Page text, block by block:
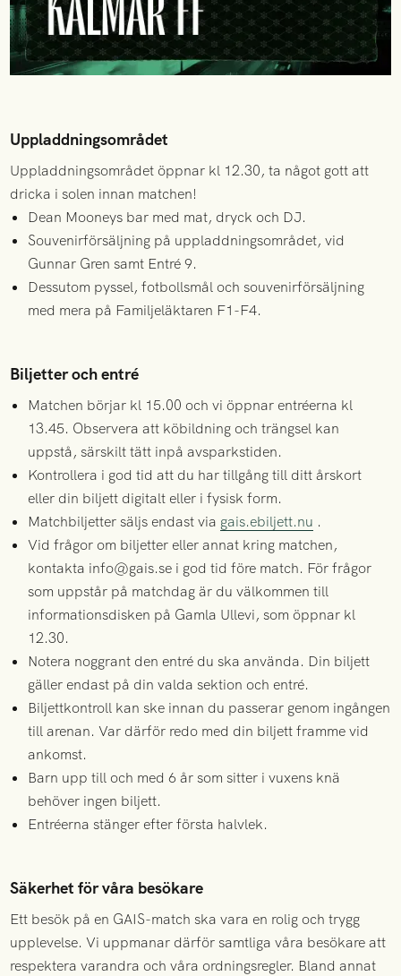
Uppladdningsområdet
Uppladdningsområdet öppnar kl 12.30, ta något gott att
dricka i solen innan matchen!
Dean Mooneys bar med mat, dryck och DJ.
Souvenirförsäljning på uppladdningsområdet, vid
Gunnar Gren samt Entré 9.
Dessutom pyssel, fotbollsmål och souvenirförsäljning
med mera på Familjeläktaren F1-F4.
Biljetter och entré
Matchen börjar kl 15.00 och vi öppnar entréerna kl
13.45. Observera att köbildning och trängsel kan
uppstå, särskilt tätt inpå avsparkstiden.
Kontrollera i god tid att du har tillgång till ditt årskort
eller din biljett digitalt eller i fysisk form.
Matchbiljetter säljs endast via gais.ebiljett.nu .
Vid frågor om biljetter eller annat kring matchen,
kontakta info@gais.se i god tid före match. För frågor
som uppstår på matchdag är du välkommen till
informationsdisken på Gamla Ullevi, som öppnar kl
12.30.
Notera noggrant den entré du ska använda. Din biljett
gäller endast på din valda sektion och entré.
Biljettkontroll kan ske innan du passerar genom ingången
till arenan. Var därför redo med din biljett framme vid
ankomst.
Barn upp till och med 6 år som sitter i vuxens knä
behöver ingen biljett.
Entréerna stänger efter första halvlek.
Säkerhet för våra besökare
Ett besök på en GAIS-match ska vara en rolig och trygg
upplevelse. Vi uppmanar därför samtliga våra besökare att
respektera varandra och våra ordningsregler. Bland annat